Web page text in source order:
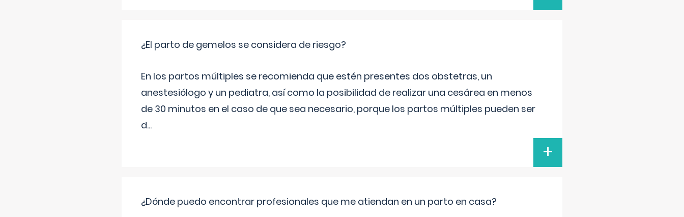
¿El parto de gemelos se considera de riesgo?
En los partos múltiples se recomienda que estén presentes dos obstetras, un
anestesiólogo y un pediatra, así como la posibilidad de realizar una cesárea en menos
de 30 minutos en el caso de que sea necesario, porque los partos múltiples pueden ser
d...
+
¿Dónde puedo encontrar profesionales que me atiendan en un parto en casa?